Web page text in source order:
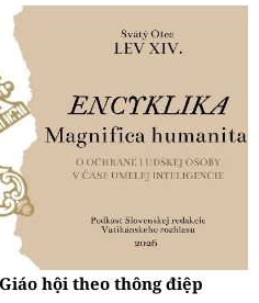
hội theo thông điệp